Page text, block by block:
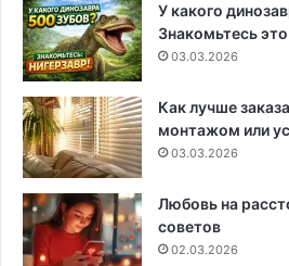
У какого
Знакомьтесь
03.03.2026
Как лучше
монтажом или
03.03.2026
Любовь на
советов
02.03.2026